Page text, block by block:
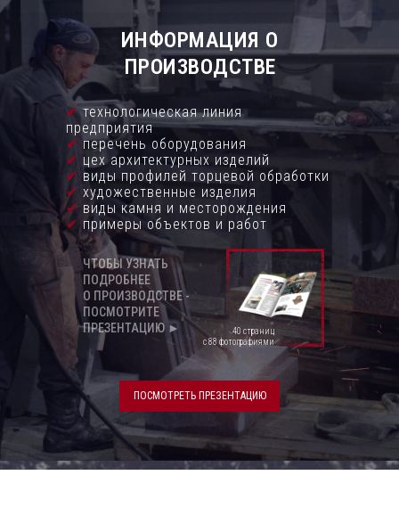
ЧТОБЫ УЗНАТЬ
ПОДРОБНЕЕ
О ПРОИЗВОДСТВЕ -
ПОСМОТРИТЕ
ПРЕЗЕНТАЦИЮ ►
✔технологическая линия
предприятия
✔ перечень оборудования
✔ цех архитектурных изделий
✔ виды профилей торцевой обработки
✔ художественные изделия
✔ виды камня и месторождения
✔ примеры объектов и работ
ПОСМОТРЕТЬ ПРЕЗЕНТАЦИЮ
ИНФОРМАЦИЯ О
ПРОИЗВОДСТВЕ
40 страниц
с 88 фотографиями